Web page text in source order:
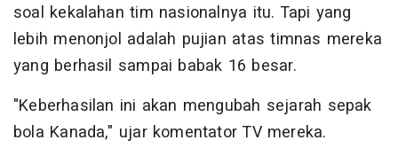
soal kekalahan tim nasionalnya itu. Tapi yang
lebih menonjol adalah pujian atas timnas mereka
yang berhasil sampai babak 16 besar.
"Keberhasilan ini akan mengubah sejarah sepak
bola Kanada," ujar komentator TV mereka.